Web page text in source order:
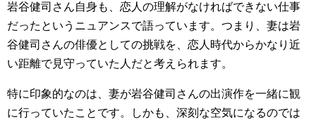
岩谷健司さん自身も、恋人の理解がなければできない仕事
だったというニュアンスで語っています。つまり、妻は岩
谷健司さんの俳優としての挑戦を、恋人時代からかなり近
い距離で見守っていた人だと考えられます。
特に印象的なのは、妻が岩谷健司さんの出演作を一緒に観
に行っていたことです。しかも、深刻な空気になるのでは